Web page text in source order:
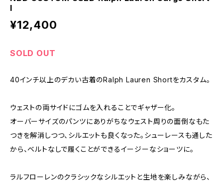
I
¥12,400
SOLD OUT
40インチ以上のデカい古着のRalph Lauren Shortをカスタム。
ウェストの両サイドにゴムを入れることでギャザー化。
オーバーサイズのパンツにありがちなウェスト周りの面倒なもた
つきを解消しつつ、シルエットも良くなった。シューレースも通した
から、ベルトなしで履くことができるイージーなショーツに。
ラルフローレンのクラシックなシルエットと生地を楽しみながら、